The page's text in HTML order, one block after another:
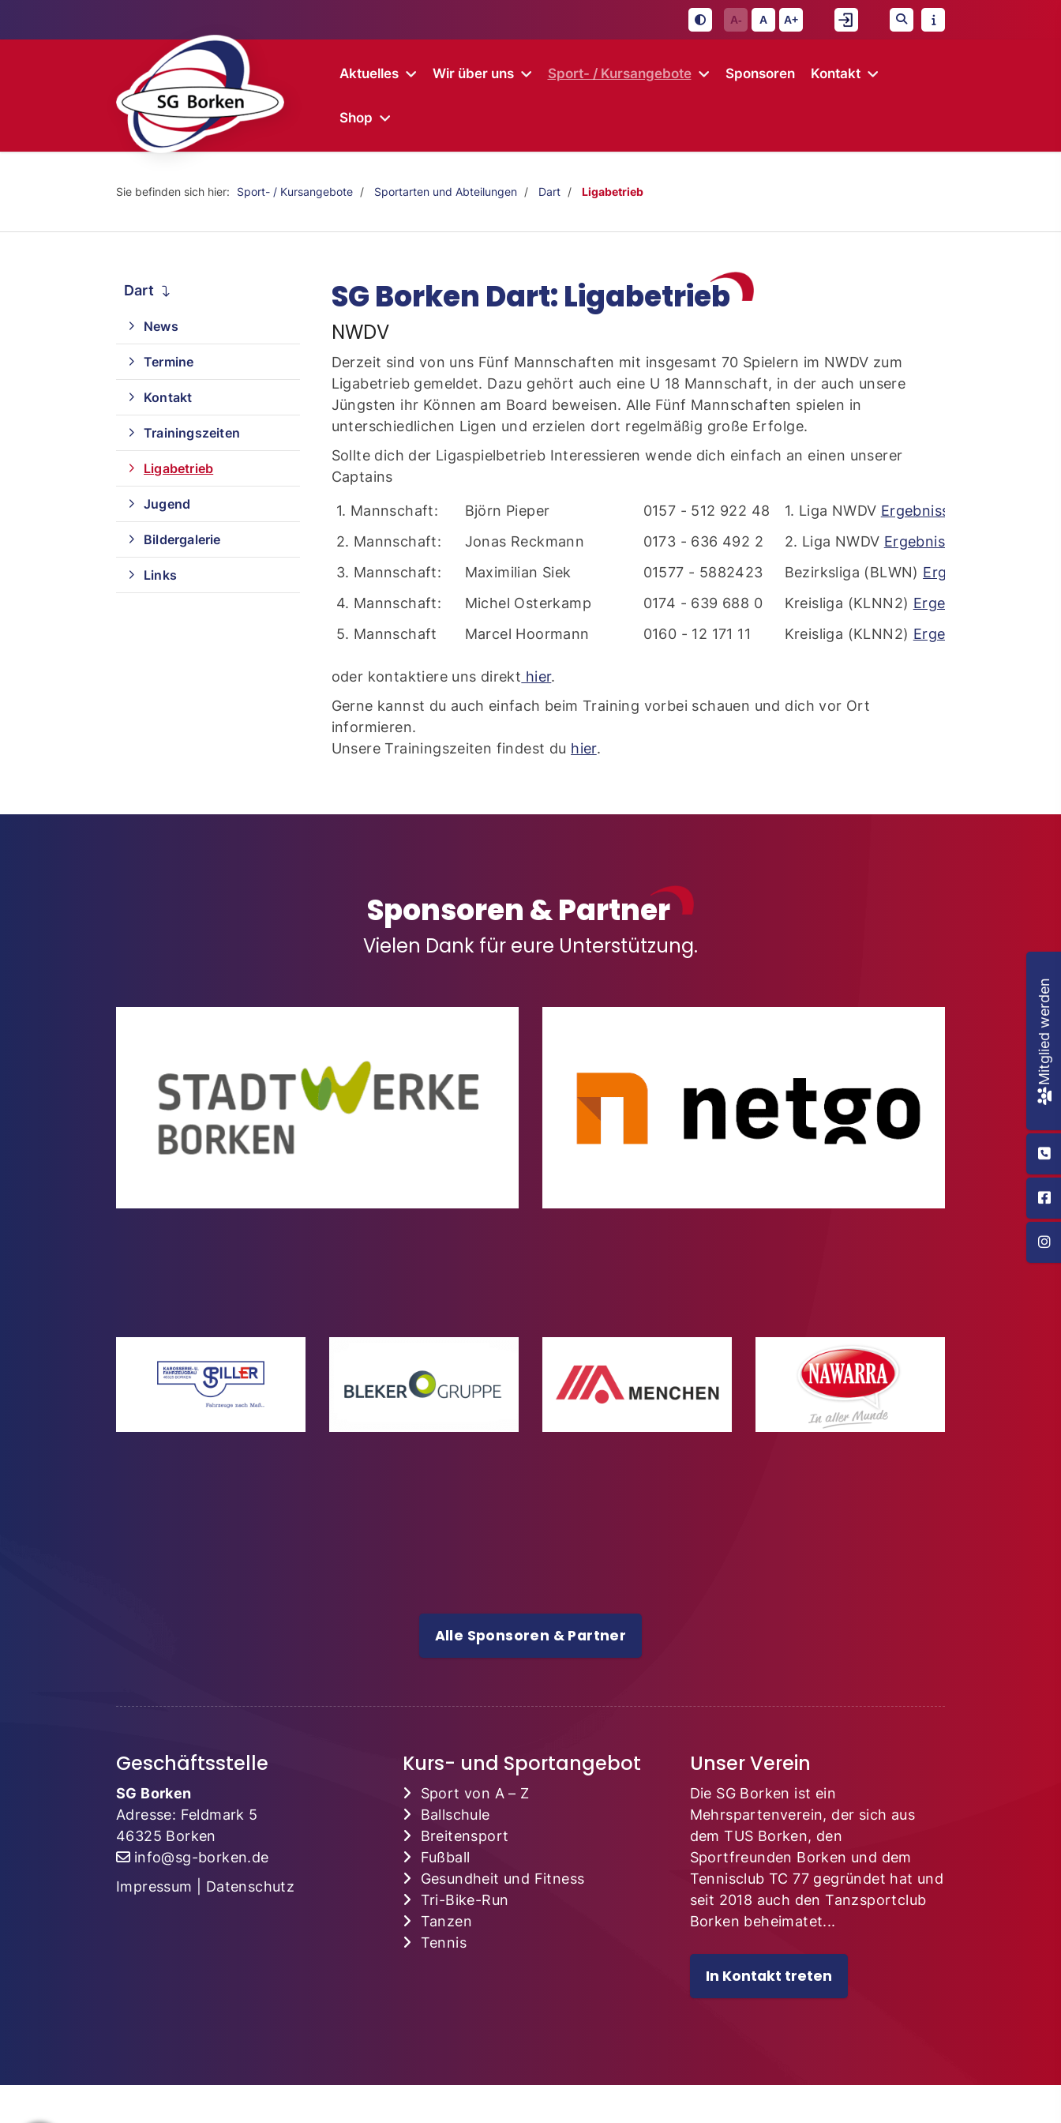
A- A A+
Aktuelles Wir über uns Sport- / Kursangebote Sponsoren Kontakt
Shop
Sie befinden sich hier: Sport- / Kursangebote Sportarten und Abteilungen Dart Ligabetrieb
SG Borken Dart: Ligabetrieb
NWDV
Derzeit sind von uns Fünf Mannschaften mit insgesamt 70 Spielern im NWDV zum
Ligabetrieb gemeldet. Dazu gehört auch eine U 18 Mannschaft, in der auch unsere
Jüngsten ihr Können am Board beweisen. Alle Fünf Mannschaften spielen in
unterschiedlichen Ligen und erzielen dort regelmäßig große Erfolge.
Sollte dich der Ligaspielbetrieb Interessieren wende dich einfach an einen unserer
Captains
1. Mannschaft: Björn Pieper 0157 - 512 922 48 1. Liga NWDV Ergebnisse Liga
2. Mannschaft:
Jonas Reckmann 0173 - 636 492 2 2. Liga NWDV Ergebnisse Liga
3. Mannschaft:
Maximilian Siek 01577 - 5882423 Bezirksliga (BLWN) Ergebnisse
4. Mannschaft:
Michel Osterkamp 0174 - 639 688 0 Kreisliga (KLNN2) Ergebnisse
5. Mannschaft
Marcel Hoormann 0160 - 12 171 11 Kreisliga (KLNN2) Ergebnisse
oder kontaktiere uns direkt hier.
Gerne kannst du auch einfach beim Training vorbei schauen und dich vor Ort
informieren.
Unsere Trainingszeiten findest du hier.
Dart
News
Termine
Kontakt
Trainingszeiten
Ligabetrieb
Jugend
Bildergalerie
Links
Sponsoren & Partner
Vielen Dank für eure Unterstützung.
Alle Sponsoren & Partner
Geschäftsstelle
SG Borken
Adresse: Feldmark 5
46325 Borken
info@sg-borken.de
Impressum
Datenschutz
Kurs- und Sportangebot
Sport von A – Z
Ballschule
Breitensport
Fußball
Gesundheit und Fitness
Tri-Bike-Run
Tanzen
Tennis
Unser Verein
Die SG Borken ist ein
Mehrspartenverein, der sich aus
dem TUS Borken, den
Sportfreunden Borken und dem
Tennisclub TC 77 gegründet hat und
seit 2018 auch den Tanzsportclub
Borken beheimatet...
In Kontakt treten
Mitglied werden
Quicklinks
Sportangebote finden
Unser Sportangebot
Mitglieder-Service
Alles zur Mitgliedschaft
Fragen & Antworten
Kontakt
SG Borken
Adresse: Feldmark 5